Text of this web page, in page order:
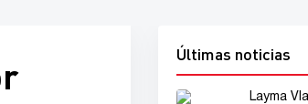
Últimas noticias
Layma